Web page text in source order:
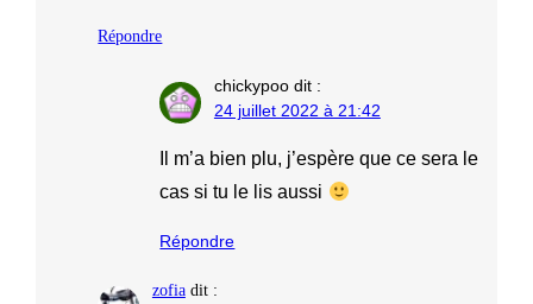
Répondre
chickypoo dit :
24 juillet 2022 à 21:42
Il m’a bien plu, j’espère que ce sera le
cas si tu le lis aussi
Répondre
zofia dit :